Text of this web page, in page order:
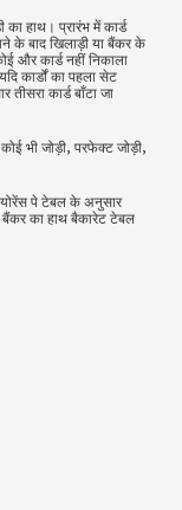
हाथ। प्रारंभ में कार्ड
के बाद खिलाड़ी या बैंकर के
और कार्ड नहीं निकाला
कार्डों का पहला सेट
तीसरा कार्ड बाँटा जा
भी जोड़ी, परफेक्ट जोड़ी,
पे टेबल के अनुसार
बैंकर का हाथ बैकारेट टेबल